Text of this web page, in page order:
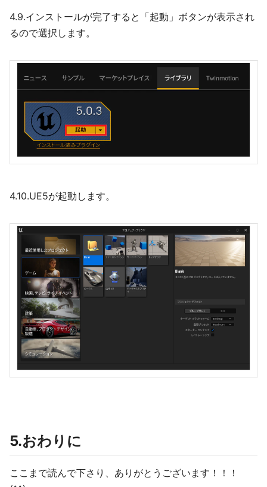
4.9.インストールが完了すると「起動」ボタンが表示され
るので選択します。
4.10.UE5が起動します。
5.おわりに
ここまで読んで下さり、ありがとうございます！！！